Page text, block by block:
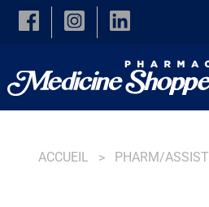
Skip to main content
ACCUEIL PHARM/ASSIST